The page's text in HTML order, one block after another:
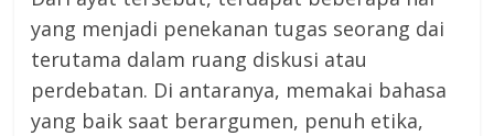
yang menjadi penekanan tugas seorang dai
terutama dalam ruang diskusi atau
perdebatan. Di antaranya, memakai bahasa
yang baik saat berargumen, penuh etika,